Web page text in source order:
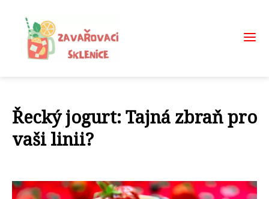
Řecký jogurt: Tajná zbraň pro
vaši linii?